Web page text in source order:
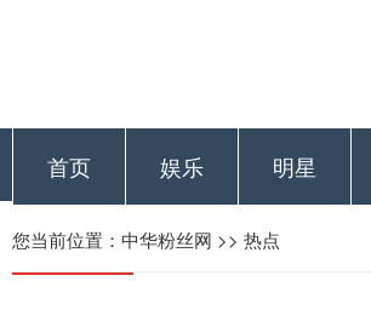
首页 娱乐 明星
您当前位置： 中华粉丝网 >> 热点